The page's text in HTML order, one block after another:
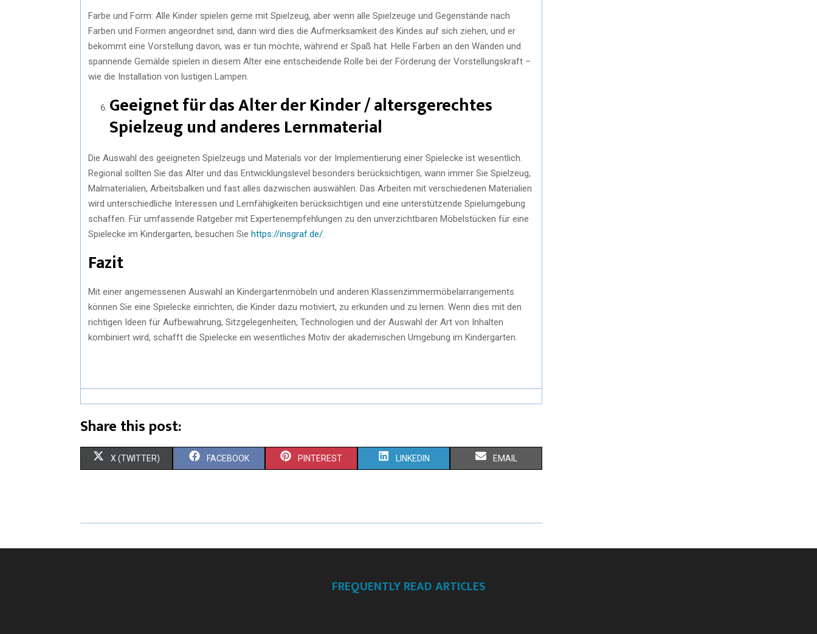
Farbe und Form: Alle Kinder spielen gerne mit Spielzeug, aber wenn alle Spielzeuge und Gegenstände nach
Farben und Formen angeordnet sind, dann wird dies die Aufmerksamkeit des Kindes auf sich ziehen, und er
bekommt eine Vorstellung davon, was er tun möchte, während er Spaß hat. Helle Farben an den Wänden und
spannende Gemälde spielen in diesem Alter eine entscheidende Rolle bei der Förderung der Vorstellungskraft –
wie die Installation von lustigen Lampen.
Geeignet für das Alter der Kinder / altersgerechtes
Spielzeug und anderes Lernmaterial
Die Auswahl des geeigneten Spielzeugs und Materials vor der Implementierung einer Spielecke ist wesentlich.
Regional sollten Sie das Alter und das Entwicklungslevel besonders berücksichtigen, wann immer Sie Spielzeug,
Malmaterialien, Arbeitsbalken und fast alles dazwischen auswählen. Das Arbeiten mit verschiedenen Materialien
wird unterschiedliche Interessen und Lernfähigkeiten berücksichtigen und eine unterstützende Spielumgebung
schaffen. Für umfassende Ratgeber mit Expertenempfehlungen zu den unverzichtbaren Möbelstücken für eine
Spielecke im Kindergarten, besuchen Sie https://insgraf.de/
Fazit
Mit einer angemessenen Auswahl an Kindergartenmöbeln und anderen Klassenzimmermöbelarrangements
können Sie eine Spielecke einrichten, die Kinder dazu motiviert, zu erkunden und zu lernen. Wenn dies mit den
richtigen Ideen für Aufbewahrung, Sitzgelegenheiten, Technologien und der Auswahl der Art von Inhalten
kombiniert wird, schafft die Spielecke ein wesentliches Motiv der akademischen Umgebung im Kindergarten.
Share this post:
X (TWITTER) FACEBOOK PINTEREST LINKEDIN EMAIL
FREQUENTLY READ ARTICLES